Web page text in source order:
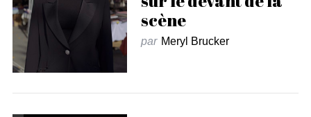
scène
par Meryl Brucker